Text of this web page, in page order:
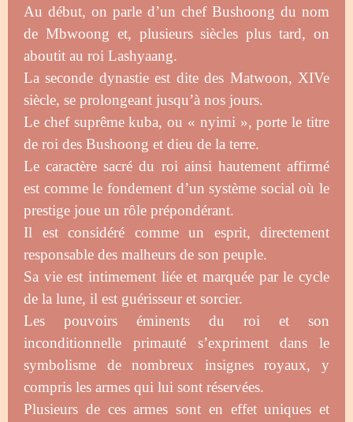
Au début, on parle d’un chef Bushoong du nom
de Mbwoong et, plusieurs siècles plus tard, on
aboutit au roi Lashyaang.
La seconde dynastie est dite des Matwoon, XIVe
siècle, se prolongeant jusqu’à nos jours.
Le chef suprême kuba, ou « nyimi », porte le titre
de roi des Bushoong et dieu de la terre.
Le caractère sacré du roi ainsi hautement affirmé
est comme le fondement d’un système social où le
prestige joue un rôle prépondérant.
Il est considéré comme un esprit, directement
responsable des malheurs de son peuple.
Sa vie est intimement liée et marquée par le cycle
de la lune, il est guérisseur et sorcier.
Les pouvoirs éminents du roi et son
inconditionnelle primauté s’expriment dans le
symbolisme de nombreux insignes royaux, y
compris les armes qui lui sont réservées.
Plusieurs de ces armes sont en effet uniques et